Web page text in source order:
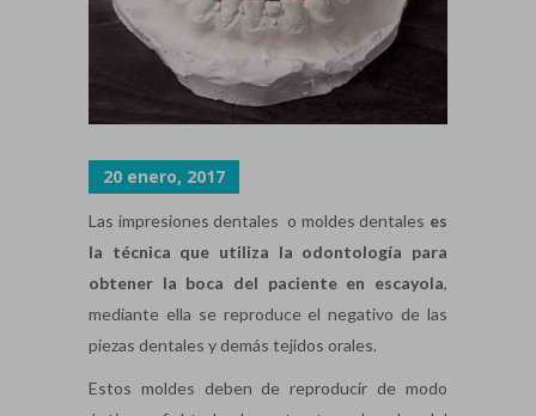
20 enero, 2017
Las impresiones dentales o moldes dentales es
la técnica que utiliza la odontología para
obtener la boca del paciente en escayola,
mediante ella se reproduce el negativo de las
piezas dentales y demás tejidos orales.
Estos moldes deben de reproducir de modo